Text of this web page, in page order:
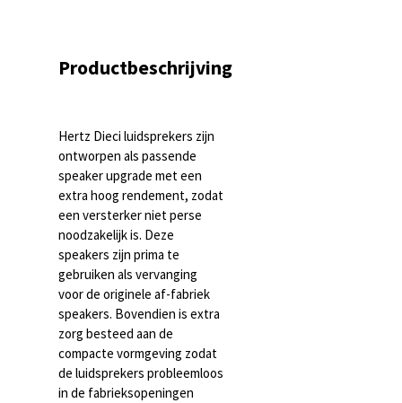
Productbeschrijving
Hertz Dieci luidsprekers zijn
ontworpen als passende
speaker upgrade met een
extra hoog rendement, zodat
een versterker niet perse
noodzakelijk is. Deze
speakers zijn prima te
gebruiken als vervanging
voor de originele af-fabriek
speakers. Bovendien is extra
zorg besteed aan de
compacte vormgeving zodat
de luidsprekers probleemloos
in de fabrieksopeningen